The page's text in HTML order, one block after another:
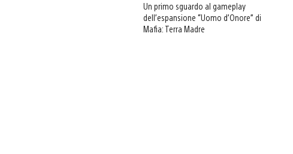
Un primo sguardo al gameplay
dell’espansione “Uomo d’Onore” di
Mafia: Terra Madre